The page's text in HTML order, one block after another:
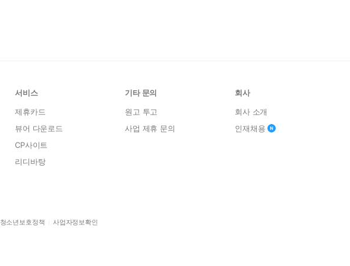
서비스
제휴카드
뷰어 다운로드
CP사이트
리디바탕
기타 문의
원고 투고
사업 제휴 문의
회사
회사 소개
인재채용
청소년보호정책 사업자정보확인